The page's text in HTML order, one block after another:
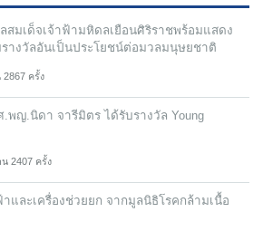
สมเด็จเจ้าฟ้ามหิดลเยือนศิริราชพร้อมแสดง
างวัลอันเป็นประโยชน์ต่อมวลมนุษยชาติ
2867 ครั้ง
ญ.นิดา จารีมิตร ได้รับรางวัล Young
น 2407 ครั้ง
และเครื่องช่วยยก จากมูลนิธิโรคกล้ามเนื้อ